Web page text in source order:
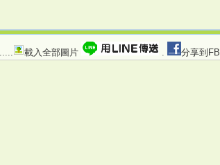
載入全部圖片 分享到FB